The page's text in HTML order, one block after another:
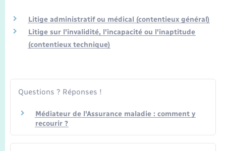
Numérique
Organisation d’événement
Transports
Litige administratif ou médical (contentieux général)
Litige sur l'invalidité, l'incapacité ou l'inaptitude
(contentieux technique)
Questions ? Réponses !
Médiateur de l'Assurance maladie : comment y
recourir ?